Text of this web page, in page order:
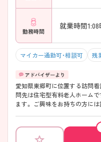
勤務時間
就業時間1:08
マイカー通勤可・相談可 残
愛知県東郷町に位置する訪問
問先は住宅型有料老人ホーム
ます。 ご興味をお持ちの方に